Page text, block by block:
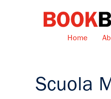
Home
Scuola